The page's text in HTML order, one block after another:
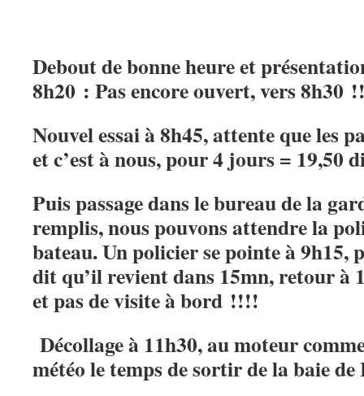
Debout de bonne heure et
8h20 : Pas encore ouvert, vers 8h30
Nouvel essai à 8h45, attente que les
et c’est à nous, pour 4 jours = 19,50
Puis passage dans le bureau de la
remplis, nous pouvons attendre la
bateau. Un policier se pointe à 9h15,
dit qu’il revient dans 15mn, retour à
et pas de visite à bord !!!!
Décollage à 11h30, au moteur
météo le temps de sortir de la baie de